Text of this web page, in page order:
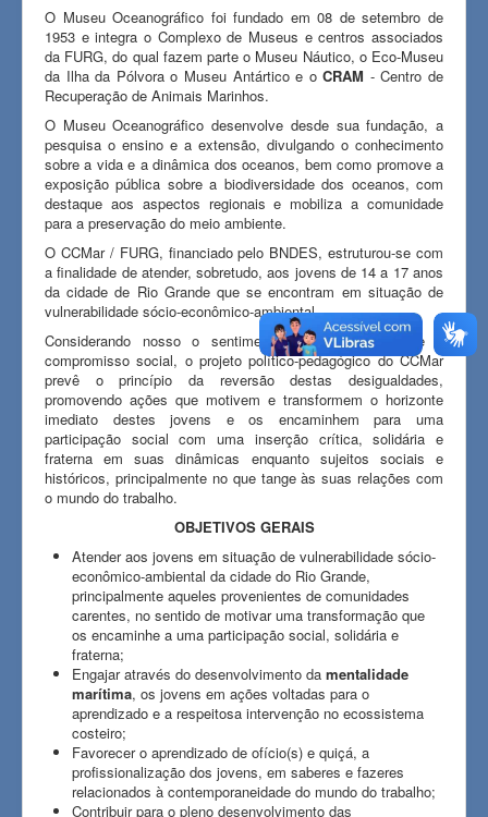
O Museu Oceanográfico foi fundado em 08 de setembro de
1953 e integra o Complexo de Museus e centros associados
da FURG, do qual fazem parte o Museu Náutico, o Eco-Museu
da Ilha da Pólvora o Museu Antártico e oCRAM - Centro de
Recuperação de Animais Marinhos.
O Museu Oceanográfico desenvolve desde sua fundação, a
pesquisa o ensino e a extensão, divulgando o conhecimento
sobre a vida e a dinâmica dos oceanos, bem como promove a
exposição pública sobre a biodiversidade dos oceanos, com
destaque aos aspectos regionais e mobiliza a comunidade
para a preservação do meio ambiente.
O CCMar / FURG, financiado pelo BNDES, estruturou-se com
a finalidade de atender, sobretudo, aos jovens de 14 a 17 anos
da cidade de Rio Grande que se encontram em situação de
vulnerabilidade sócio-econômico-ambiental.
Considerando nosso o sentimento de responsabilidade e
compromisso social, o projeto político-pedagógico do CCMar
prevê o princípio da reversão destas desigualdades,
promovendo ações que motivem e transformem o horizonte
imediato destes jovens e os encaminhem para uma
participação social com uma inserção crítica, solidária e
fraterna em suas dinâmicas enquanto sujeitos sociais e
históricos, principalmente no que tange às suas relações com
o mundo do trabalho.
OBJETIVOS GERAIS
Atender aos jovens em situação de vulnerabilidade sócio-
econômico-ambiental da cidade do Rio Grande,
principalmente aqueles provenientes de comunidades
carentes, no sentido de motivar uma transformação que
os encaminhe a uma participação social, solidária e
fraterna;
Engajar através do desenvolvimento da mentalidade
marítima, os jovens em ações voltadas para o
aprendizado e a respeitosa intervenção no ecossistema
costeiro;
Favorecer o aprendizado de ofício(s) e quiçá, a
profissionalização dos jovens, em saberes e fazeres
relacionados à contemporaneidade do mundo do trabalho;
Contribuir para o pleno desenvolvimento das